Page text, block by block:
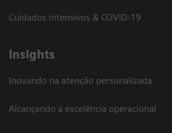
Cuidados intensivos & COVID-19
Insights
Inovando na atenção personalizada
Alcançando a excelência operacional